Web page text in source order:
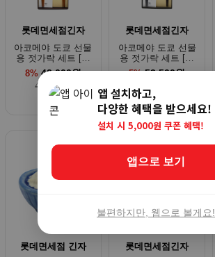
롯데면세점긴자
아코메야 도쿄 선물
용 젓가락 세트 [와
카사누리 x 이마리
8% 42,000원
45,650원
롯데면세점긴자
아코메야 도쿄 선물
용 젓가락 세트 [와
카사누리 x 츠가루
5% 52,500원
롯데면세점 긴자
롯데면세점긴자
앱 설치하고,
다양한 혜택을 받으세요!
설치 시 5,000원 쿠폰 혜택!
앱으로 보기
불편하지만, 웹으로 볼게요!